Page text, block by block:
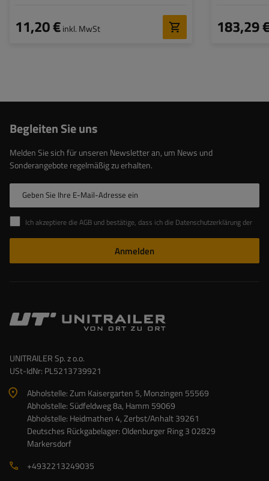
11,20 €inkl. MwSt 183,29
Begleiten Sie uns
Melden Sie sich für unseren Newsletter an, um News und
Sonderangebote regelmäßig zu erhalten.
Geben Sie Ihre E-Mail-Adresse ein
Ich akzeptiere die AGB und bestätige, dass ich die Datenschutzerklärung der Website zur Kenntnis genommen habe
Anmelden
UNITRAILER Sp. z o.o.
USt-IdNr: PL5213739921
Abholstelle: Zum Kaisergarten 5, Monzingen 55569
Abholstelle: Südfeldweg 8a, Hamm 59069
Abholstelle: Heidmathen 4, Zerbst/Anhalt 39261
Deutsches Rückgabelager: Oldenburger Ring 3 02829
Markersdorf
+4932213249035